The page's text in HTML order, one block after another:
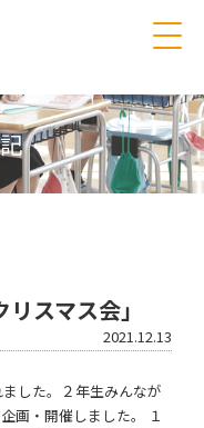
説明会のご案内
スマス会」
2021.12.13
した。２年生みんなが
画・開催しました。 １